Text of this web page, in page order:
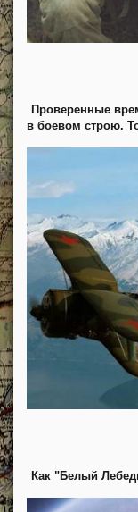
Проверенные
в боевом строю.
Как "Белый